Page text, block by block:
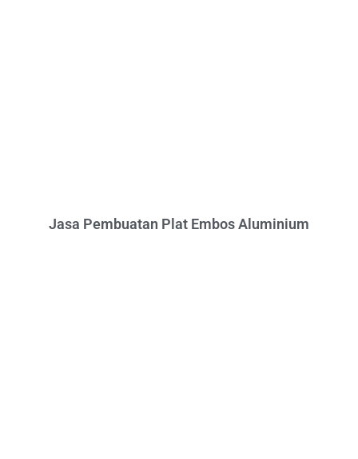
Jasa Pembuatan Plat Embos Aluminium